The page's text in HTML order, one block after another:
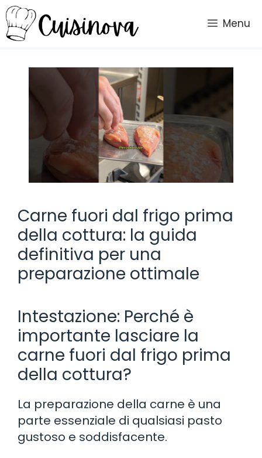
Vai
al
contenuto
Menu
Carne fuori dal frigo prima
della cottura: la guida
definitiva per una
preparazione ottimale
Intestazione: Perché è
importante lasciare la
carne fuori dal frigo prima
della cottura?
La preparazione della carne è una
parte essenziale di qualsiasi pasto
gustoso e soddisfacente.